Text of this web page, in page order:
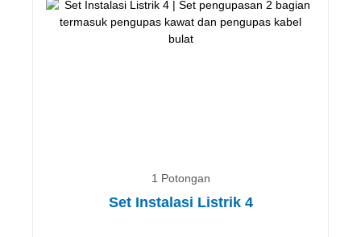
1 Potongan
Set Instalasi Listrik 4